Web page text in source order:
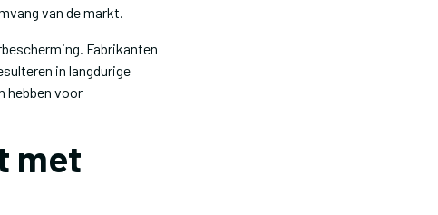
van de markt.
Fabrikanten
in langdurige
hebben voor
met